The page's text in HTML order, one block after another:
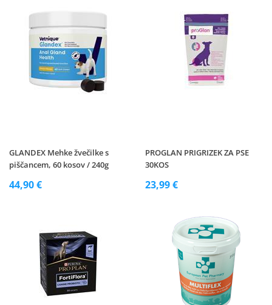
GLANDEX Mehke žvečilke s
piščancem, 60 kosov / 240g
44,90 €
PROGLAN PRIGRIZEK ZA PSE
30KOS
23,99 €